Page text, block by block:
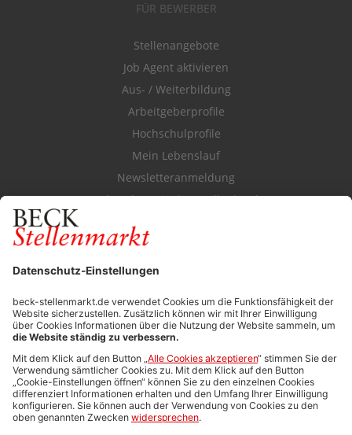
FÜR BEWERBER
Stellenangebote
Job Agent aktivieren
Aus- / Weiterbildung
Arbeitgeberprofile
Hochschulprofile
Mein Lebenslauf
Newsletteranmeldung
Durchsuchen Sie den Stellenkatalog
FÜR ARBEITGEBER
Stellenmarktpreise
Anzeigen-AGB
Media-Daten
Newsletteranmeldung
Produktübersicht
ALLGEMEIN